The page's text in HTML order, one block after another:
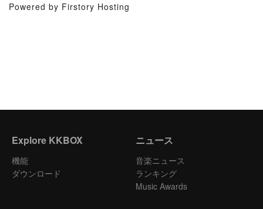
Powered by Firstory Hosting
Explore KKBOX
機能
ダウンロード
ニュース
音楽ニュース
ランキング
Music Awards